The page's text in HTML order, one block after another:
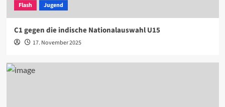
Flash Jugend
C1 gegen die indische Nationalauswahl U15
17. November 2025